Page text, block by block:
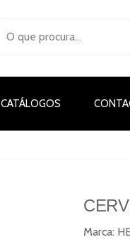
CATÁLOGOS
Marca: